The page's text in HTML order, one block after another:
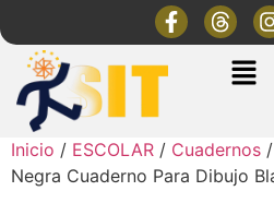
Inicio / ESCOLAR / Cuadernos
Negra Cuaderno Para Dibujo